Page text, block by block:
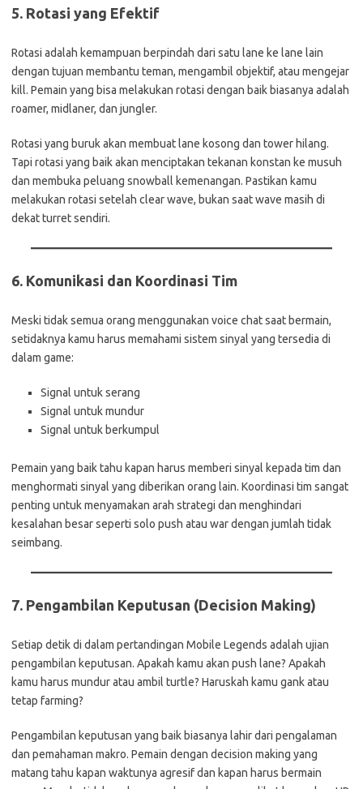
5. Rotasi yang Efektif
Rotasi adalah kemampuan berpindah dari satu lane ke lane lain
dengan tujuan membantu teman, mengambil objektif, atau mengejar
kill. Pemain yang bisa melakukan rotasi dengan baik biasanya adalah
roamer, midlaner, dan jungler.
Rotasi yang buruk akan membuat lane kosong dan tower hilang.
Tapi rotasi yang baik akan menciptakan tekanan konstan ke musuh
dan membuka peluang snowball kemenangan. Pastikan kamu
melakukan rotasi setelah clear wave, bukan saat wave masih di
dekat turret sendiri.
6. Komunikasi dan Koordinasi Tim
Meski tidak semua orang menggunakan voice chat saat bermain,
setidaknya kamu harus memahami sistem sinyal yang tersedia di
dalam game:
Signal untuk serang
Signal untuk mundur
Signal untuk berkumpul
Pemain yang baik tahu kapan harus memberi sinyal kepada tim dan
menghormati sinyal yang diberikan orang lain. Koordinasi tim sangat
penting untuk menyamakan arah strategi dan menghindari
kesalahan besar seperti solo push atau war dengan jumlah tidak
seimbang.
7. Pengambilan Keputusan (Decision Making)
Setiap detik di dalam pertandingan Mobile Legends adalah ujian
pengambilan keputusan. Apakah kamu akan push lane? Apakah
kamu harus mundur atau ambil turtle? Haruskah kamu gank atau
tetap farming?
Pengambilan keputusan yang baik biasanya lahir dari pengalaman
dan pemahaman makro. Pemain dengan decision making yang
matang tahu kapan waktunya agresif dan kapan harus bermain